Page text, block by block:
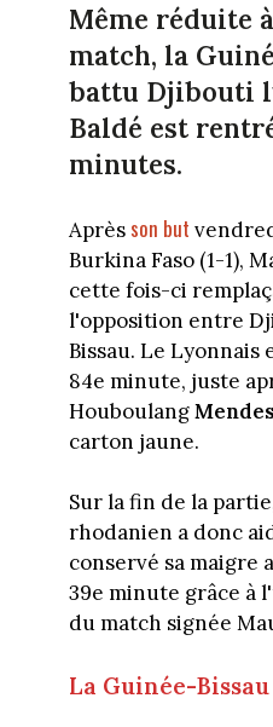
Même réduite
match, la
battu Djibouti
Baldé est
minutes.
Aprèsson but
Burkina Faso (1-1),
cette fois-ci
l'opposition entre
Bissau. Le Lyonnais
84e minute, juste
HouboulangMendes
carton jaune.
Sur la fin de la
rhodanien a donc
conservé sa maigre
39e minute grâce à
du match signée
La Guinée-